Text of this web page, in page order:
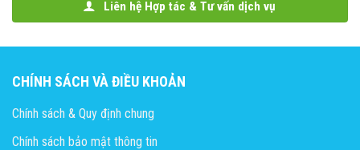
Liên hệ Hợp tác & Tư vấn dịch vụ
CHÍNH SÁCH VÀ ĐIỀU KHOẢN
Chính sách & Quy định chung
Chính sách bảo mật thông tin